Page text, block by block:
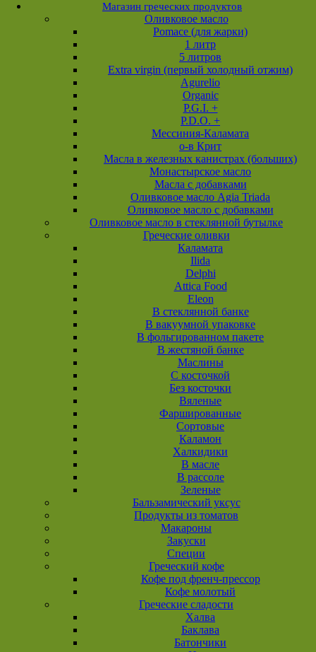
Магазин греческих продуктов
Оливковое масло
Pomace (для жарки)
1 литр
5 литров
Extra virgin (первый холодный отжим)
Agurelio
Organic
P.G.I. +
P.D.O. +
Мессиния-Каламата
о-в Крит
Масла в железных канистрах (больших)
Монастырское масло
Масла с добавками
Оливковое масло Agia Triada
Оливковое масло с добавками
Оливковое масло в стеклянной бутылке
Греческие оливки
Каламата
Ilida
Delphi
Attica Food
Eleon
В стеклянной банке
В вакуумной упаковке
В фольгированном пакете
В жестяной банке
Маслины
С косточкой
Без косточки
Вяленые
Фаршированные
Сортовые
Каламон
Халкидики
В масле
В рассоле
Зеленые
Бальзамический уксус
Продукты из томатов
Макароны
Закуски
Специи
Греческий кофе
Кофе под френч-прессор
Кофе молотый
Греческие сладости
Халва
Баклава
Батончики